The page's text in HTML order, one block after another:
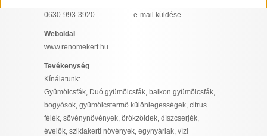
I want to allow Google to enable storage
related to security, including authentication
functionality and fraud prevention, and other
CONFIRM
0630-993-3920
e-mail küldése...
Weboldal
www.renomekert.hu
Tevékenység
Kínálatunk:
Gyümölcsfák, Duó gyümölcsfák, balkon gyümölcsfák,
bogyósok, gyümölcstermő különlegességek, citrus
félék, sövénynövények, örökzöldek, díszcserjék,
évelők, sziklakerti növények, egynyáriak, vízi